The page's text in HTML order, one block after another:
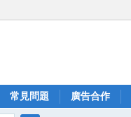
常見問題 廣告合作